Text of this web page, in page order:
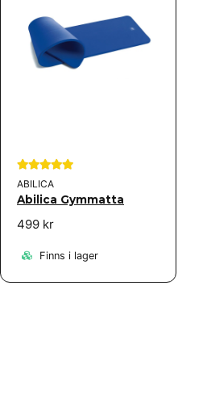
ABILICA
Abilica Gymmatta
499 kr
Finns i lager